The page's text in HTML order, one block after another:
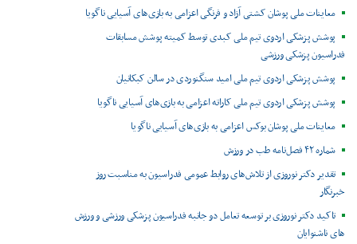
معاینات ملی پوشان کشتی آزاد و فرنگی اعزامی به بازی‌های آسیایی ناگویا
پوشش پزشکی اردوی تیم ملی کبدی توسط کمیته پوشش مسابقات
فدراسیون پزشکی ورزشی
پوشش پزشکی اردوی تیم ملی امید سنگنوردی در سالن کبکانیان
پوشش پزشکی اردوی تیم ملی کاراته اعزامی به بازی‌های آسیایی ناگویا
معاینات ملی پوشان بوکس اعزامی به بازی‌های آسیایی ناگویا
شماره ۴۲ فصل‌نامه طب در ورزش
تقدیر دکتر نوروزی از تلاش‌های روابط عمومی فدراسیون به مناسبت روز
خبرنگار
تاکید دکتر نوروزی بر توسعه تعامل دو جانبه فدراسیون پزشکی ورزشی و ورزش
های ناشنوایان